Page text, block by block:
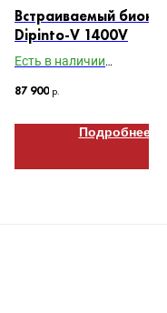
Встраиваемый
Dipinto-V 1400V
Есть в наличии
87 900 р.
Подробнее